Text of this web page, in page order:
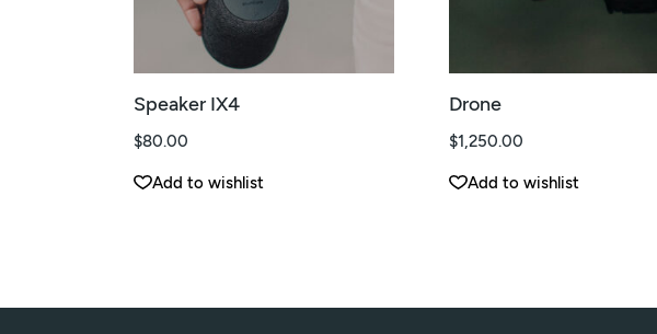
Speaker IX4
$80.00
Add to wishlist
Drone
$1,250.00
Add to wishlist